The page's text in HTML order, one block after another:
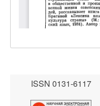
ISSN 0131-6117